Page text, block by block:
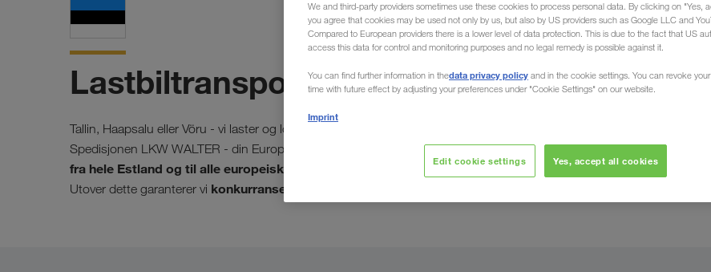
Lastbiltransporter fra / til Estland
Tallin, Haapsalu eller Vöru - vi laster og losser varene dine overalt i det nordligste av de baltiske landene.
Spedisjonen LKW WALTER - din Europa-transportør - organisererdine lastebiltransporter (komplettlast)
fra hele Estland og til alle europeiske land,
og vice versa Og vi snakker med deg på morsmålet ditt.
Utover dette garanterer vi konkurransedyktige fraktrater takket være intelligent koordinering
We and third-party providers sometimes use these cookies to process personal data. By clicking on "Yes,
you agree that cookies may be used not only by us, but also by US providers such as Google LLC and
Compared to European providers there is a lower level of data protection. This is due to the fact that US
access this data for control and monitoring purposes and no legal remedy is possible against it.
You can find further information in thedata privacy policy and in the cookie settings. You can revoke
time with future effect by adjusting your preferences under "Cookie Settings" on our website.
Imprint
Edit cookie settings Yes, accept all cookies